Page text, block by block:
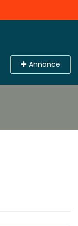
Annonce